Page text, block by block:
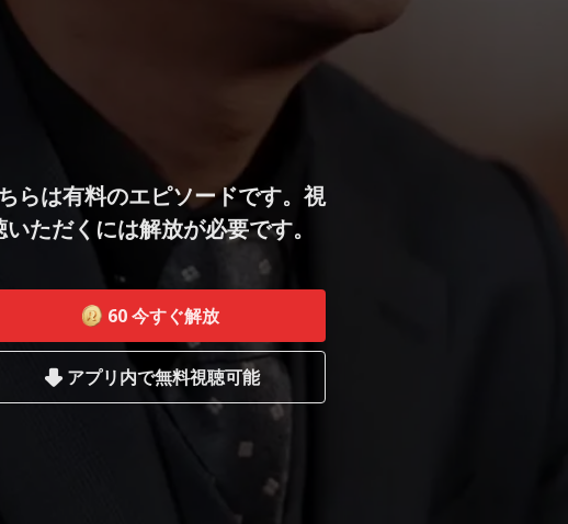
らは有料のエピソードです。視
いただくには解放が必要です。
60 今すぐ解放
アプリ内で無料視聴可能